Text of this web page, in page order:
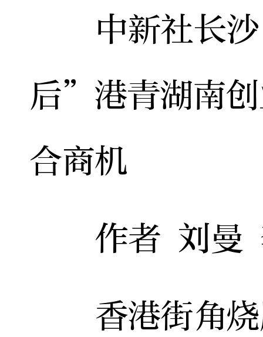
中新社长沙
后”港青湖南
合商机
作者 刘曼
香港街角烧